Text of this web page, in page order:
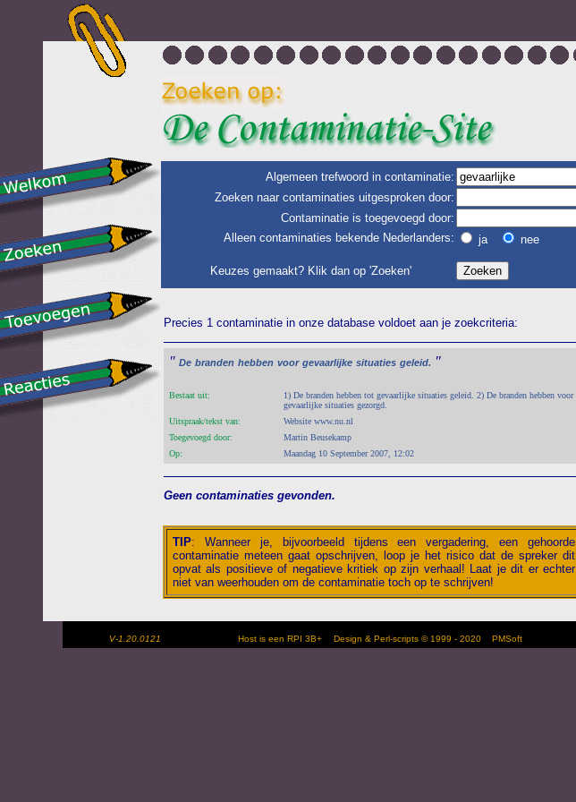
Algemeen trefwoord in contaminatie:
Zoeken naar contaminaties uitgesproken door:
Contaminatie is toegevoegd door:
Alleen contaminaties bekende Nederlanders:
ja nee
Keuzes gemaakt? Klik dan op 'Zoeken'
Precies 1 contaminatie in onze database voldoet aan je zoekcriteria:
" De branden hebben voor gevaarlijke situaties geleid. "
Bestaat uit:
1) De branden hebben tot gevaarlijke situaties geleid. 2) De branden hebben voor
gevaarlijke situaties gezorgd.
Uitspraak/tekst van:
Website www.nu.nl
Toegevoegd door:
Martin Beusekamp
Op:
Maandag 10 September 2007, 12:02
Geen contaminaties gevonden.
TIP: Wanneer je, bijvoorbeeld tijdens een vergadering, een gehoorde
contaminatie meteen gaat opschrijven, loop je het risico dat de spreker dit
opvat als positieve of negatieve kritiek op zijn verhaal! Laat je dit er echter
niet van weerhouden om de contaminatie toch op te schrijven!
V-1.20.0121 Host is een RPI 3B+ Design & Perl-scripts © 1999 - 2020 PMSoft